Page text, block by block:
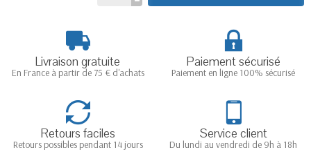
Livraison gratuite
En France à partir de 75 € d'achats
Paiement sécurisé
Paiement en ligne 100% sécurisé
Retours faciles
Retours possibles pendant 14 jours
Service client
Du lundi au vendredi de 9h à 18h